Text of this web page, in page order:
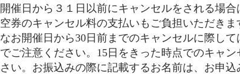
開催日から３１日以前にキャンセルをされる場
空券のキャンセル料の支払いもご負担いただきま
なお開催日から30日前までのキャンセルに際し
でご注意ください。15日をきった時点でのキャ
さい。お振込みの際に記載するお名前は、お申